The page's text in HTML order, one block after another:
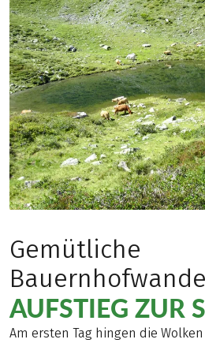
Gemütliche
AUFSTIEG ZUR
Am ersten Tag hingen die